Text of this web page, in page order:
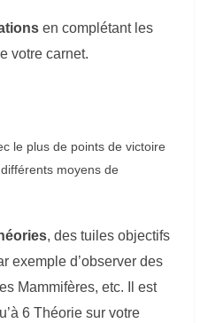
en complétant les
votre carnet.
le plus de points de victoire
moyens de
, des tuiles objectifs
exemple d’observer des
Mammifères, etc. Il est
6 Théorie sur votre